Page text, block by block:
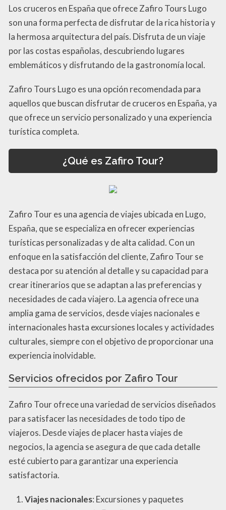
Los cruceros en España que ofrece Zafiro Tours Lugo
son una forma perfecta de disfrutar de la rica historia y
la hermosa arquitectura del país. Disfruta de un viaje
por las costas españolas, descubriendo lugares
emblemáticos y disfrutando de la gastronomía local.
Zafiro Tours Lugo es una opción recomendada para
aquellos que buscan disfrutar de cruceros en España, ya
que ofrece un servicio personalizado y una experiencia
turística completa.
¿Qué es Zafiro Tour?
Zafiro Tour es una agencia de viajes ubicada en Lugo,
España, que se especializa en ofrecer experiencias
turísticas personalizadas y de alta calidad. Con un
enfoque en la satisfacción del cliente, Zafiro Tour se
destaca por su atención al detalle y su capacidad para
crear itinerarios que se adaptan a las preferencias y
necesidades de cada viajero. La agencia ofrece una
amplia gama de servicios, desde viajes nacionales e
internacionales hasta excursiones locales y actividades
culturales, siempre con el objetivo de proporcionar una
experiencia inolvidable.
Servicios ofrecidos por Zafiro Tour
Zafiro Tour ofrece una variedad de servicios diseñados
para satisfacer las necesidades de todo tipo de
viajeros. Desde viajes de placer hasta viajes de
negocios, la agencia se asegura de que cada detalle
esté cubierto para garantizar una experiencia
satisfactoria.
Viajes nacionales: Excursiones y paquetes